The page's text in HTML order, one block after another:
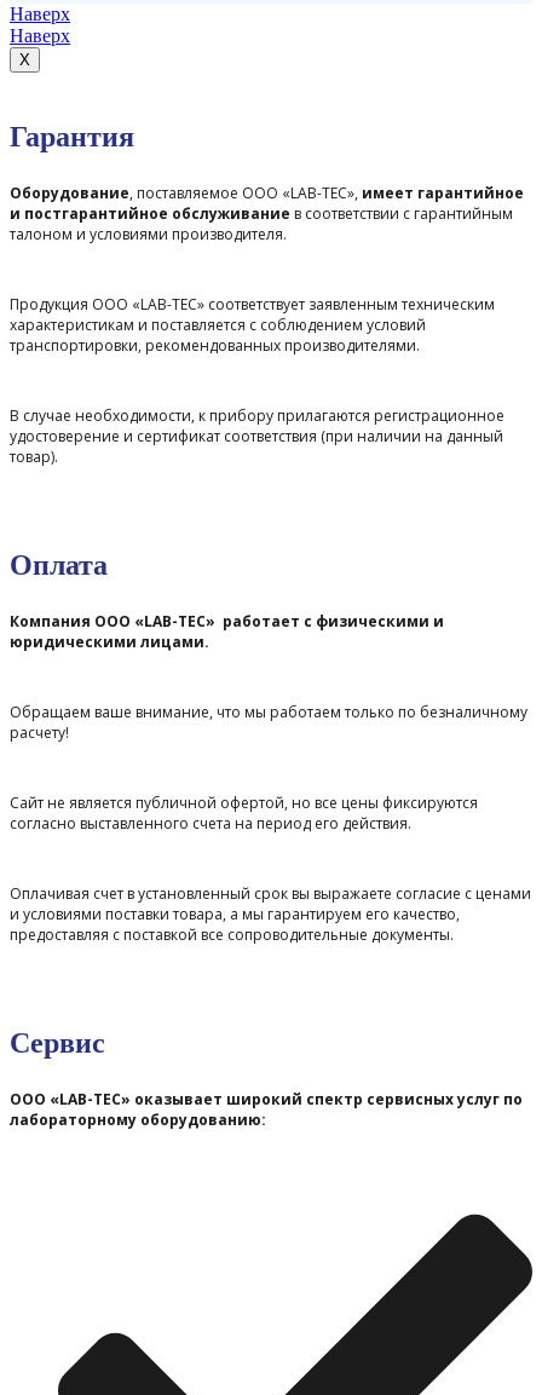
Наверх
Наверх
X
Гарантия
Оборудование, поставляемое ООО «LAB-TEC», имеет гарантийное
и постгарантийное обслуживание в соответствии с гарантийным
талоном и условиями производителя.
Продукция ООО «LAB-TEC» соответствует заявленным техническим
характеристикам и поставляется с соблюдением условий
транспортировки, рекомендованных производителями.
В случае необходимости, к прибору прилагаются регистрационное
удостоверение и сертификат соответствия (при наличии на данный
товар).
Оплата
Компания ООО «LAB-TEC» работает с физическими и
юридическими лицами.
Обращаем ваше внимание, что мы работаем только по безналичному
расчету!
Сайт не является публичной офертой, но все цены фиксируются
согласно выставленного счета на период его действия.
Оплачивая счет в установленный срок вы выражаете согласие с ценами
и условиями поставки товара, а мы гарантируем его качество,
предоставляя с поставкой все сопроводительные документы.
Сервис
ООО «LAB-TEC» оказывает широкий спектр сервисных услуг по
лабораторному оборудованию: